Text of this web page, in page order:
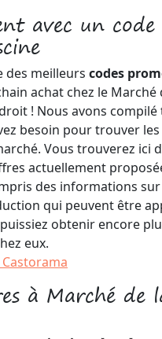
avec un
des meilleurs codes
achat chez le Marché
! Nous avons compilé
besoin pour trouver
Vous trouverez ici
actuellement
des informations
qui peuvent être
obtenir encore
eux.
à Marché de